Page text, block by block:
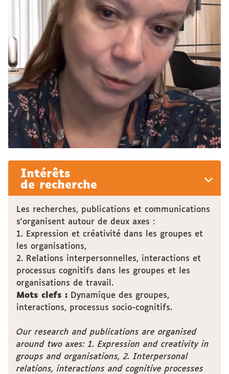
Intérêts
de recherche
Les recherches, publications et communications
s'organisent autour de deux axes :
1. Expression et créativité dans les groupes et
les organisations,
2. Relations interpersonnelles, interactions et
processus cognitifs dans les groupes et les
organisations de travail.
Mots clefs : Dynamique des groupes,
interactions, processus socio-cognitifs.
Our research and publications are organised
around two axes: 1. Expression and creativity in
groups and organisations, 2. Interpersonal
relations, interactions and cognitive processes